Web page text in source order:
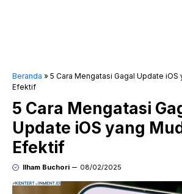
Beranda » 5 Cara Mengatasi Gagal Update iOS
Efektif
5 Cara Mengatasi
Update iOS yang
Efektif
Ilham Buchori 08/02/2025